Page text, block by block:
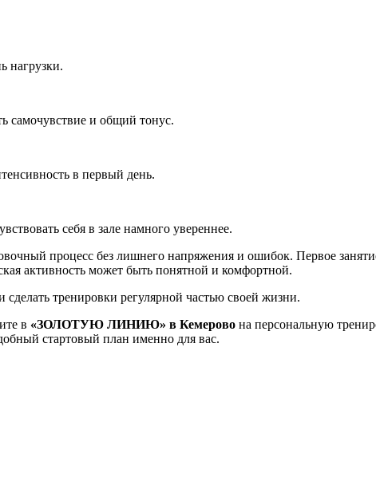
нагрузки.
самочувствие и общий тонус.
в первый день.
себя в зале намного увереннее.
процесс без лишнего напряжения и ошибок. Первое
активность может быть понятной и комфортной.
тренировки регулярной частью своей жизни.
в «ЗОЛОТУЮ ЛИНИЮ» в Кемерово на персональную
стартовый план именно для вас.